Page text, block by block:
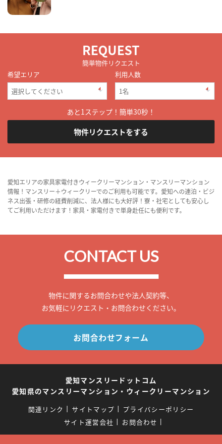
REQUEST
簡単物件リクエスト
希望エリア
利用人数
あと1ステップ！簡単30秒！
物件リクエストをする
愛知エリアの家具家電付きウィークリーマンション・マンスリーマンション
情報！マンスリー＋ウィークリーでのご利用も可能です。愛知への連泊・ビジ
ネス出張・研修の経費削減に、法人様にも大好評！寮・社宅としても安心し
てご利用いただけます！家具・家電付きで単身赴任にも便利です。
CONTACT US
物件に関するお問合わせや法人契約等、
お気軽にリクエスト・お問合わせください。
お問合わせフォーム
愛知マンスリードットコム
愛知県のマンスリーマンション・ウィークリーマンション
関連リンク サイトマップ
プライバシーポリシー
サイト運営会社
お問合わせ